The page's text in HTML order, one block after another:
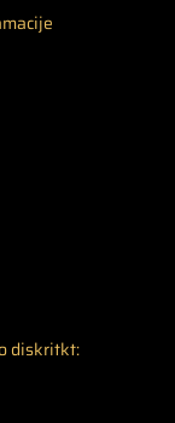
diskritkt: